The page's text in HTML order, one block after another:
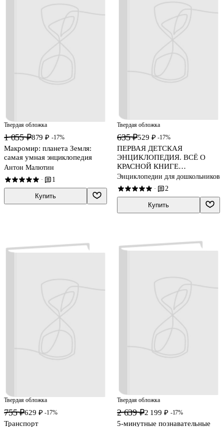
Твердая обложка
1 055 ₽879 ₽ -17%
Макромир: планета Земля:
самая умная энциклопедия
Антон Малютин
· 1
Купить
Твердая обложка
635 ₽529 ₽ -17%
ПЕРВАЯ ДЕТСКАЯ
ЭНЦИКЛОПЕДИЯ. ВСЁ О
КРАСНОЙ КНИГЕ
МАЛЫШАМ
Энциклопедии для дошкольников
· 2
Купить
Твердая обложка
755 ₽629 ₽ -17%
Транспорт
Твердая обложка
2 639 ₽2 199 ₽ -17%
5-минутные познавательные